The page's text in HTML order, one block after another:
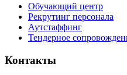
Обучающий центр
Рекрутинг персонала
Аутстаффинг
Тендерное
Контакты